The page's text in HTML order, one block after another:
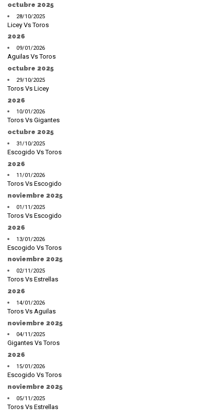
octubre 2025
28/10/2025
Licey Vs Toros
2026
09/01/2026
Aguilas Vs Toros
octubre 2025
29/10/2025
Toros Vs Licey
2026
10/01/2026
Toros Vs Gigantes
octubre 2025
31/10/2025
Escogido Vs Toros
2026
11/01/2026
Toros Vs Escogido
noviembre 2025
01/11/2025
Toros Vs Escogido
2026
13/01/2026
Escogido Vs Toros
noviembre 2025
02/11/2025
Toros Vs Estrellas
2026
14/01/2026
Toros Vs Aguilas
noviembre 2025
04/11/2025
Gigantes Vs Toros
2026
15/01/2026
Escogido Vs Toros
noviembre 2025
05/11/2025
Toros Vs Estrellas